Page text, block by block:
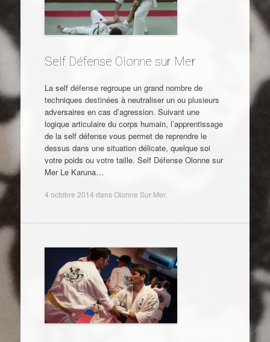
Self Défense Olonne sur Mer
La self défense regroupe un grand nombre de
techniques destinées à neutraliser un ou plusieurs
adversaires en cas d’agression. Suivant une
logique articulaire du corps humain, l’apprentissage
de la self défense vous permet de reprendre le
dessus dans une situation délicate, quelque soi
votre poids ou votre taille. Self Défense Olonne sur
Mer Le Karuna…
4 octobre 2014 dansOlonne Sur Mer.